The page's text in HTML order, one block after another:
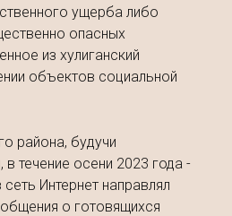
Контакты
Информация по делам
ущерба либо
опасных
из хулиганский
объектов социальной
района, будучи
течение осени 2023 года -
Интернет направлял
о готовящихся